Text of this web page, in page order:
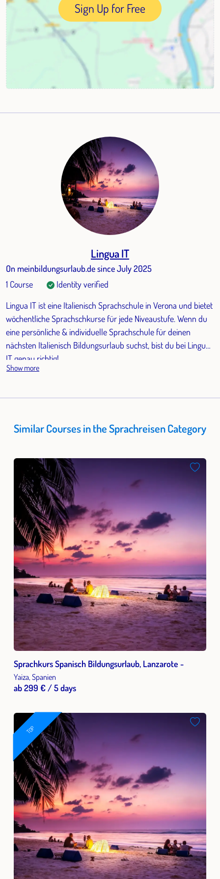
Sign Up for Free
Lingua IT
On meinbildungsurlaub.de since July 2025
1 Course
Identity verified
Lingua IT ist eine Italienisch Sprachschule in Verona und bietet
wöchentliche Sprachschkurse für jede Niveaustufe. Wenn du
eine persönliche & individuelle Sprachschule für deinen
nächsten Italienisch Bildungsurlaub suchst, bist du bei Lingua
IT genau richtig!
Show more
Similar Courses in the Sprachreisen Category
Sprachkurs Spanisch Bildungsurlaub, Lanzarote -
Yaiza, Spanien
ab 299 € / 5 days
TOP